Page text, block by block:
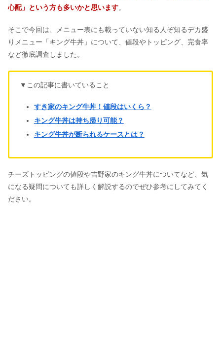
心配」という方も多いかと思います。
そこで今回は、メニュー表にも載っていない知る人ぞ知るデカ盛
りメニュー「キング牛丼」について、値段やトッピング、完食率
など徹底調査しました。
▼この記事に書いていること
すき家のキング牛丼！値段はいくら？
キング牛丼は持ち帰り可能？
キング牛丼が断られるケースとは？
チーズトッピングの値段や吉野家のキング牛丼についてなど、気
になる疑問についても詳しく解説するのでぜひ参考にしてみてく
ださい。